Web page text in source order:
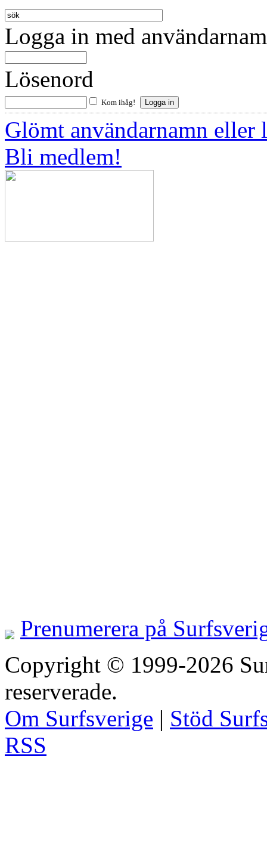
Logga in med
Lösenord
Kom ihåg!
Glömt användarnamn eller
Bli medlem!
Prenumerera på
Copyright © 1999-2026
reserverade.
Om Surfsverige | Stöd
RSS